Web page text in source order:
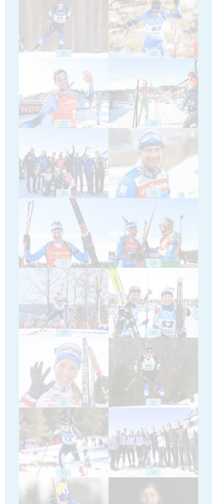
21 22
23 24
25 26
27 28
29 30
31 32
33 34